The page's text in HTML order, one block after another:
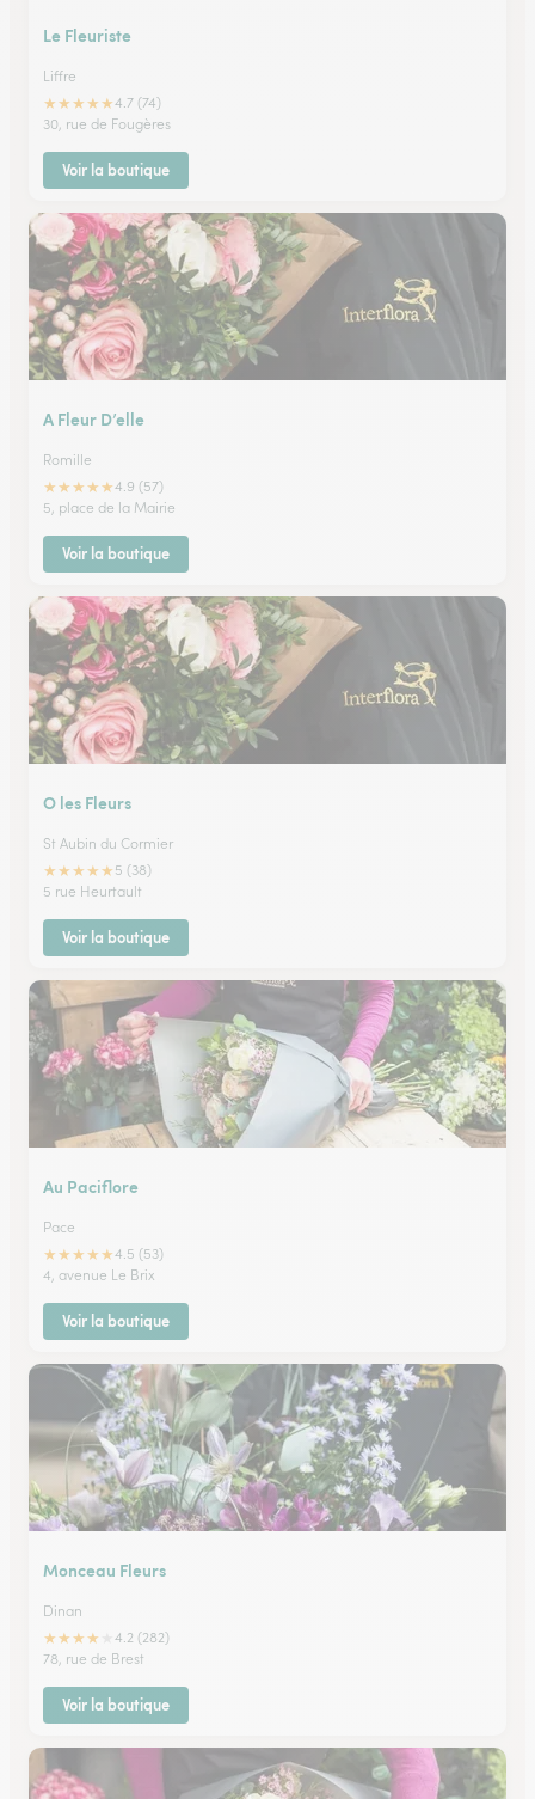
Le Fleuriste
Liffre
★★★★★4.7 (74)
30, rue de Fougères
Voir la boutique
A Fleur D’elle
Romille
★★★★★4.9 (57)
5, place de la Mairie
Voir la boutique
O les Fleurs
St Aubin du Cormier
★★★★★ 5 (38)
5 rue Heurtault
Voir la boutique
Au Paciflore
Pace
★★★★★4.5 (53)
4, avenue Le Brix
Voir la boutique
Monceau Fleurs
Dinan
★★★★
4.2 (282)
78, rue de Brest
Voir la boutique